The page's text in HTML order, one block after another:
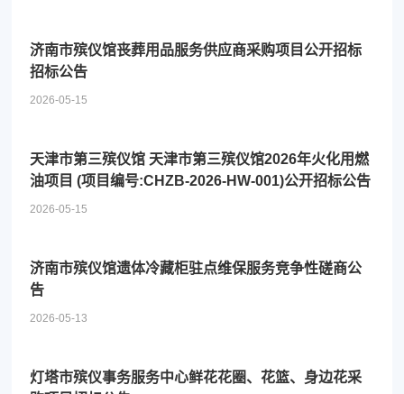
济南市殡仪馆丧葬用品服务供应商采购项目公开招标
招标公告
2026-05-15
天津市第三殡仪馆 天津市第三殡仪馆2026年火化用燃
油项目 (项目编号:CHZB-2026-HW-001)公开招标公告
2026-05-15
济南市殡仪馆遗体冷藏柜驻点维保服务竞争性磋商公
告
2026-05-13
灯塔市殡仪事务服务中心鲜花花圈、花篮、身边花采